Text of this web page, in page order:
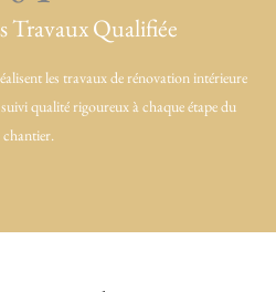
Travaux Qualifiée
les travaux de rénovation intérieure
suivi qualité rigoureux à chaque étape du
chantier.